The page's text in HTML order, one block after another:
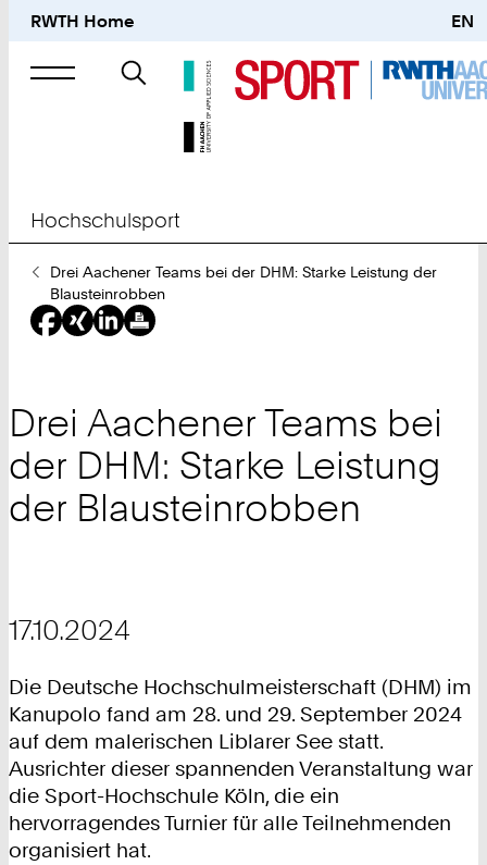
RWTH Home EN
Suche
nach
Hochschulsport
Sie
sind
hier:
Drei Aachener Teams bei der DHM: Starke Leistung der
Blausteinrobben
Drei Aachener Teams bei
der DHM: Starke Leistung
der Blausteinrobben
17.10.2024
Die Deutsche Hochschulmeisterschaft (DHM) im
Kanupolo fand am 28. und 29. September 2024
auf dem malerischen Liblarer See statt.
Ausrichter dieser spannenden Veranstaltung war
die Sport-Hochschule Köln, die ein
hervorragendes Turnier für alle Teilnehmenden
organisiert hat.